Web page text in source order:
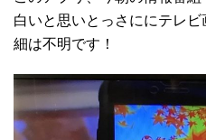
白いと思いとっさににテレ
細は不明です！